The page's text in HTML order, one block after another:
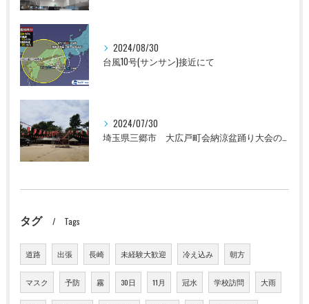
2024/08/30
台風10号(サンサン)接近にて
2024/07/30
埼玉県三郷市 大広戸町会納涼盆踊り大会のお知らせ 2024
タグ Tags
道路 出張 長崎 未経験大歓迎 冷え込み 朝方
マスク 予防 霧 30日 11月 冠水 学校訪問 大雨